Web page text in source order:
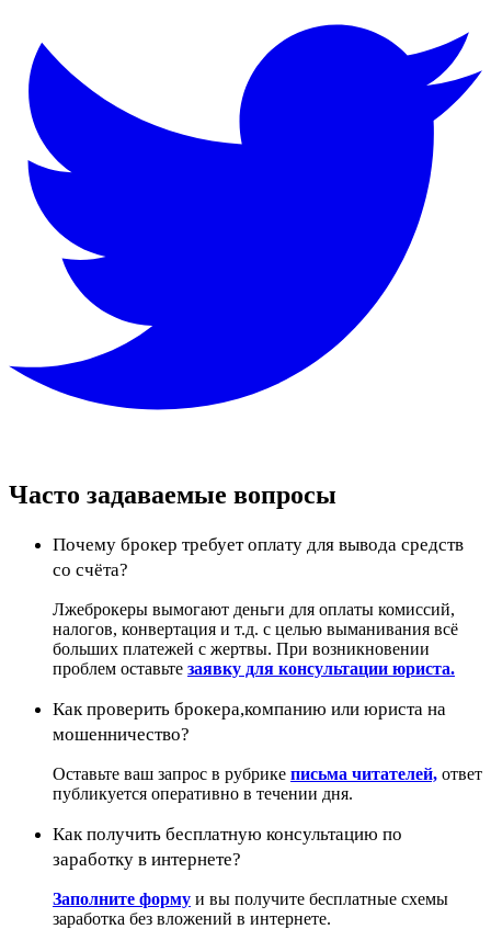
Часто задаваемые вопросы
Почему брокер требует оплату для вывода средств
со счёта?
Лжеброкеры вымогают деньги для оплаты комиссий,
налогов, конвертация и т.д. с целью выманивания всё
больших платежей с жертвы. При возникновении
проблем оставьте заявку для консультации юриста.
Как проверить брокера,компанию или юриста на
мошенничество?
Оставьте ваш запрос в рубрике письма читателей, ответ
публикуется оперативно в течении дня.
Как получить бесплатную консультацию по
заработку в интернете?
Заполните форму и вы получите бесплатные схемы
заработка без вложений в интернете.